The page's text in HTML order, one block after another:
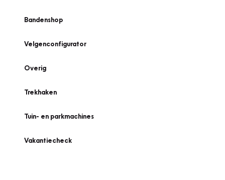
Bandenshop
Velgenconfigurator
Overig
Trekhaken
Tuin- en parkmachines
Vakantiecheck